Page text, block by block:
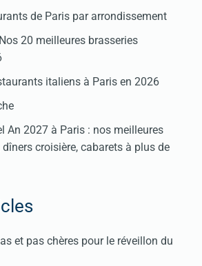
de Paris par arrondissement
20 meilleures brasseries
italiens à Paris en 2026
An 2027 à Paris : nos meilleures
croisière, cabarets à plus de
et pas chères pour le réveillon du